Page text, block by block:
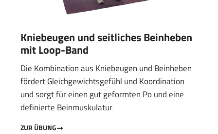
Kniebeugen und seitliches Beinheben
mit Loop-Band
Die Kombination aus Kniebeugen und Beinheben
fördert Gleichgewichtsgefühl und Koordination
und sorgt für einen gut geformten Po und eine
definierte Beinmuskulatur
ZUR ÜBUNG